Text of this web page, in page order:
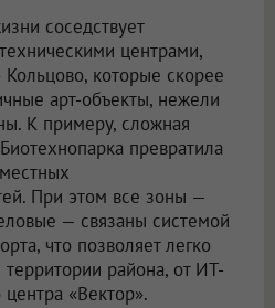
соседствует
центрами,
которые скорее
арт-объекты, нежели
К примеру, сложная
превратила
При этом все зоны —
— связаны системой
что позволяет легко
района, от ИТ-
«Вектор».